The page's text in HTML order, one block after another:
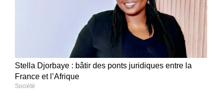
Stella Djorbaye : bâtir des ponts juridiques entre la
France et l’Afrique
Société